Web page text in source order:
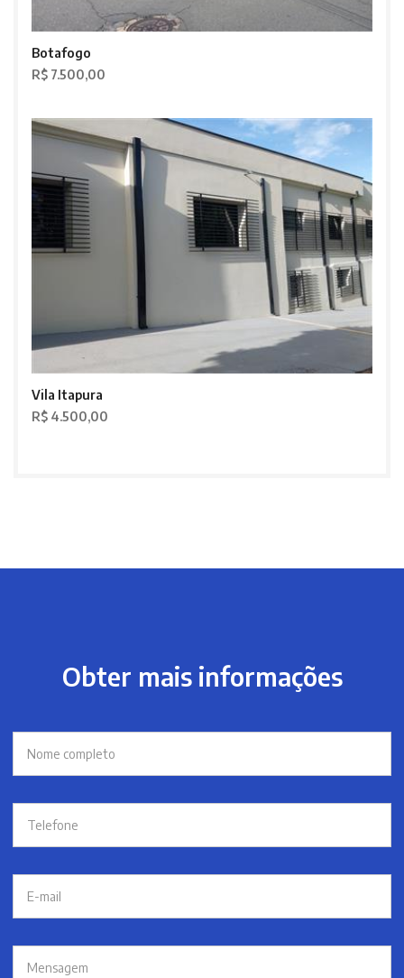
Botafogo
R$ 7.500,00
Vila Itapura
R$ 4.500,00
Obter mais informações